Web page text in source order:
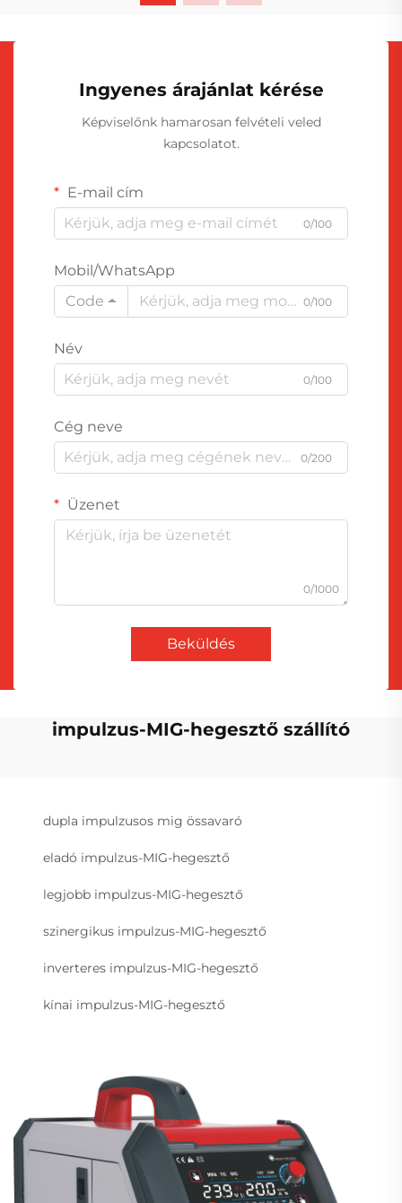
Ingyenes árajánlat kérése
Képviselőnk hamarosan felvételi veled
kapcsolatot.
E-mail cím
0/100
Mobil/WhatsApp
Code
0/100
Név
0/100
Cég neve
0/200
Üzenet
0/1000
Beküldés
impulzus-MIG-hegesztő szállító
dupla impulzusos mig össavaró
eladó impulzus-MIG-hegesztő
legjobb impulzus-MIG-hegesztő
szinergikus impulzus-MIG-hegesztő
inverteres impulzus-MIG-hegesztő
kínai impulzus-MIG-hegesztő